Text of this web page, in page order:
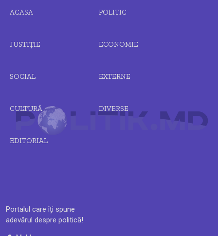
Portalul care îți spune
adevărul despre politică!
ACASA POLITIC
JUSTIȚIE ECONOMIE
SOCIAL EXTERNE
CULTURĂ DIVERSE
EDITORIAL